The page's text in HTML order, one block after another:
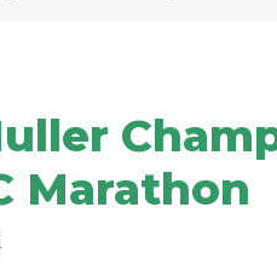
Marathon​